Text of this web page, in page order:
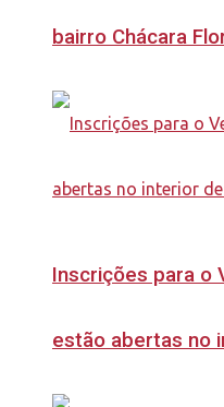
bairro Chácara
Inscrições para o
estão abertas no